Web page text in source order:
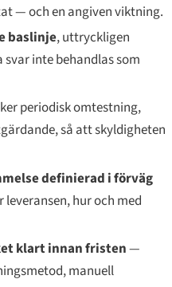
— och en angiven viktning.
baslinje, uttryckligen
inte behandlas som
periodisk omtestning,
så att skyldigheten
definierad i förväg
leveransen, hur och med
klart innan fristen—
manuell